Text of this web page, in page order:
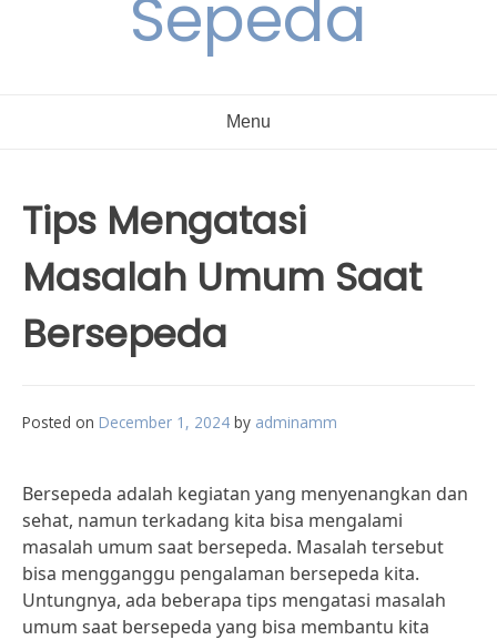
Sepeda
Menu
Tips Mengatasi
Masalah Umum Saat
Bersepeda
Posted on December 1, 2024 by adminamm
Bersepeda adalah kegiatan yang menyenangkan dan
sehat, namun terkadang kita bisa mengalami
masalah umum saat bersepeda. Masalah tersebut
bisa mengganggu pengalaman bersepeda kita.
Untungnya, ada beberapa tips mengatasi masalah
umum saat bersepeda yang bisa membantu kita